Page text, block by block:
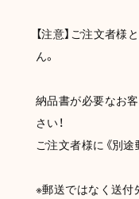
【注意】ご注文者
ん。
納品書が必要なお客
さい！
ご注文者様に《別途
※郵送ではなく送付